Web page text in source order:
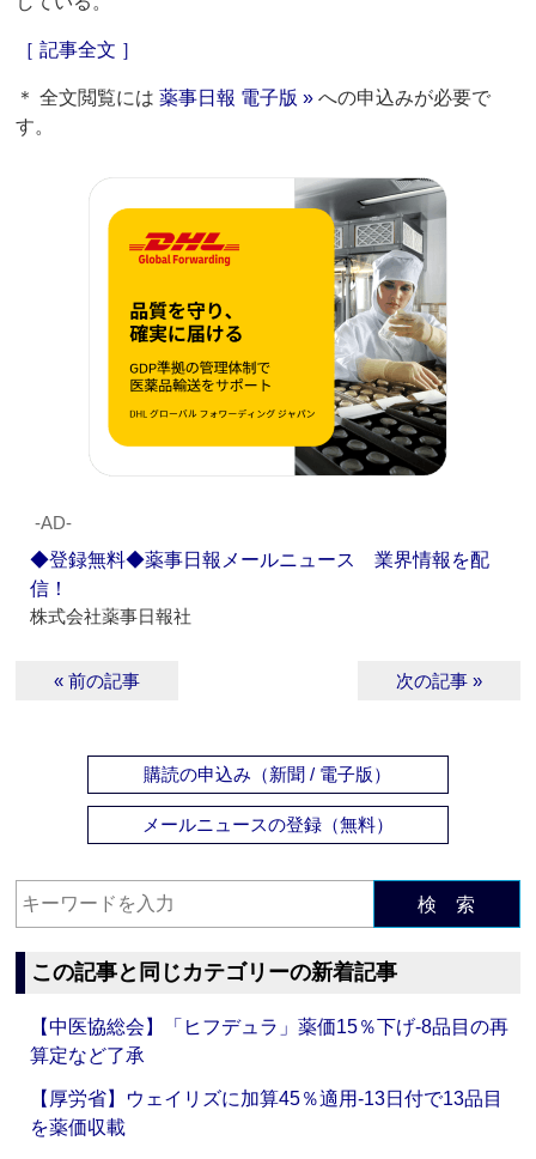
［ 記事全文 ］
＊ 全文閲覧には薬事日報 電子版 » への申込みが必要で
す。
‐AD‐
◆登録無料◆薬事日報メールニュース 業界情報を配
信！
株式会社薬事日報社
« 前の記事 次の記事 »
購読の申込み（新聞 / 電子版）
メールニュースの登録（無料）
検 索
この記事と同じカテゴリーの新着記事
【中医協総会】「ヒフデュラ」薬価15％下げ‐8品目の再
算定など了承
【厚労省】ウェイリズに加算45％適用‐13日付で13品目
を薬価収載